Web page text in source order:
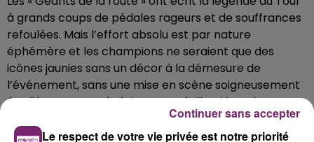
à grands coups de pédales rageurs et de souffrances
refoulées. Mais l’effort absolu est par nature
éphémère et les champions ne seraient que des
icônes jaunies sans un décor à la démesure de
l’événement, sans une mise en scène soigneusement
étudiée, sans un générique sans faille. Si le peloton
bâtit l’histoire, les anonymes la perpétuent. La part
d’humanité revient à ces gens ordinaires,
Le respect de votre vie privée est notre priorité
Continuer sans accepter